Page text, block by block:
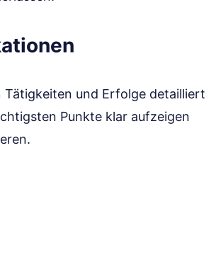
Tätigkeiten und Erfolge detailliert
Punkte klar aufzeigen